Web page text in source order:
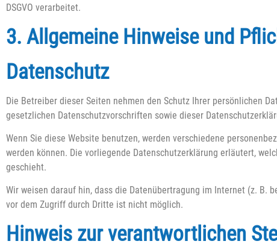
DSGVO verarbeitet.
3. Allgemeine Hinweise und
Datenschutz
Die Betreiber dieser Seiten nehmen den Schutz Ihrer persönlichen
gesetzlichen Datenschutzvorschriften sowie dieser
Wenn Sie diese Website benutzen, werden verschiedene
werden können. Die vorliegende Datenschutzerklärung erläutert,
geschieht.
Wir weisen darauf hin, dass die Datenübertragung im Internet (z. B.
vor dem Zugriff durch Dritte ist nicht möglich.
Hinweis zur verantwortlichen